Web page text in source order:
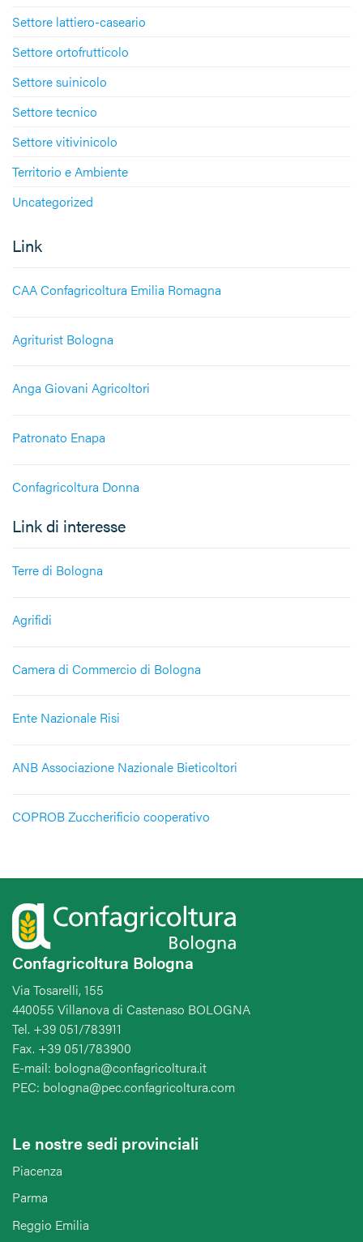
Settore lattiero-caseario
Settore ortofrutticolo
Settore suinicolo
Settore tecnico
Settore vitivinicolo
Territorio e Ambiente
Uncategorized
Link
CAA Confagricoltura Emilia Romagna
Agriturist Bologna
Anga Giovani Agricoltori
Patronato Enapa
Confagricoltura Donna
Link di interesse
Terre di Bologna
Agrifidi
Camera di Commercio di Bologna
Ente Nazionale Risi
ANB Associazione Nazionale Bieticoltori
COPROB Zuccherificio cooperativo
Confagricoltura Bologna
Via Tosarelli, 155
440055 Villanova di Castenaso BOLOGNA
Tel. +39 051/783911
Fax. +39 051/783900
E-mail: bologna@confagricoltura.it
PEC: bologna@pec.confagricoltura.com
Le nostre sedi provinciali
Piacenza
Parma
Reggio Emilia